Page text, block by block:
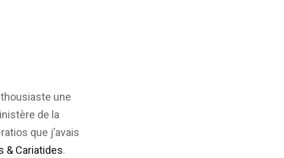
une
de la
que j’avais
& Cariatides.